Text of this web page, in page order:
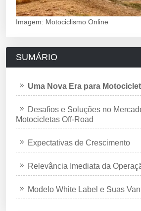
Imagem: Motociclismo Online
SUMÁRIO
Uma Nova Era para
Desafios e Soluções no
Motocicletas Off-Road
Expectativas de Crescimento
Relevância Imediata da
Modelo White Label e Suas